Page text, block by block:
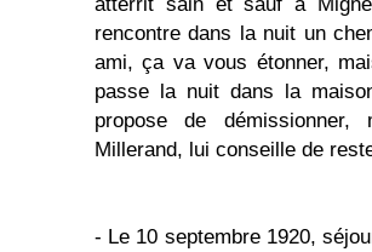
rencontre dans la nuit un
ami, ça va vous étonner,
passe la nuit dans la
propose de
Millerand, lui conseille de
- Le 10 septembre 1920,